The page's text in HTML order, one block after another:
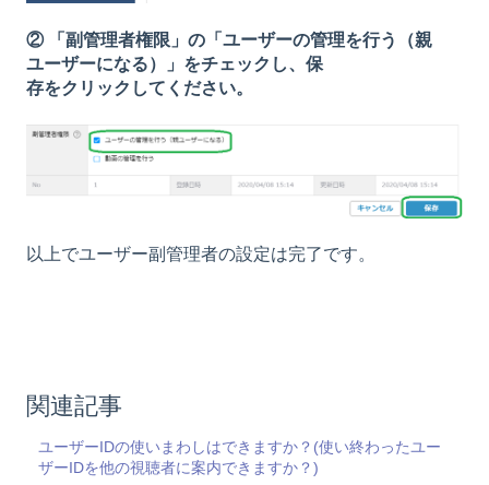
② 「副管理者権限」の「ユーザーの管理を行う（親
ユーザーになる）」をチェックし、保
存をクリックしてください。
以上でユーザー副管理者の設定は完了です。
関連記事
ユーザーIDの使いまわしはできますか？(使い終わったユー
ザーIDを他の視聴者に案内できますか？)